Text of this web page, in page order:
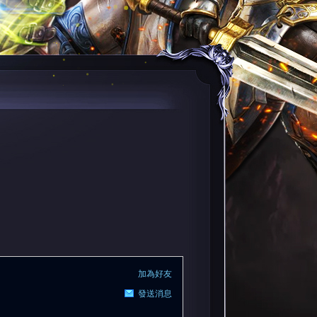
加為好友
發送消息